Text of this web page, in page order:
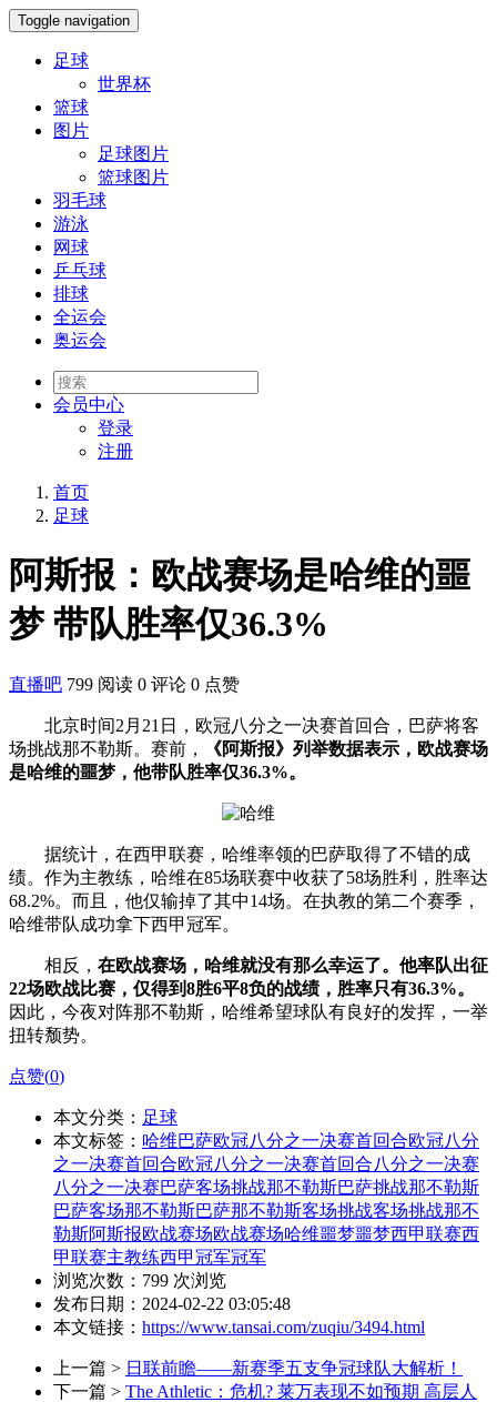
Toggle navigation
足球
世界杯
篮球
图片
足球图片
篮球图片
羽毛球
游泳
网球
乒乓球
排球
全运会
奥运会
会员中心
登录
注册
首页
足球
阿斯报：欧战赛场是哈维的噩
梦 带队胜率仅36.3%
直播吧 799 阅读 0 评论 0 点赞
北京时间2月21日，欧冠八分之一决赛首回合，巴萨将客
场挑战那不勒斯。赛前，
《阿斯报》列举数据表示，欧战赛场
是哈维的噩梦，他带队胜率仅36.3%。
据统计，在西甲联赛，哈维率领的巴萨取得了不错的成
绩。作为主教练，哈维在85场联赛中收获了58场胜利，胜率达
68.2%。而且，他仅输掉了其中14场。在执教的第二个赛季，
哈维带队成功拿下西甲冠军。
相反， 在欧战赛场，哈维就没有那么幸运了。他率队出征
22场欧战比赛，仅得到8胜6平8负的战绩，胜率只有36.3%。
因此，今夜对阵那不勒斯，哈维希望球队有良好的发挥，一举
扭转颓势。
点赞(0)
本文分类： 足球
本文标签： 哈维巴萨欧冠八分之一决赛首回合欧冠八分
之一决赛首回合欧冠八分之一决赛首回合八分之一决赛
八分之一决赛巴萨客场挑战那不勒斯巴萨挑战那不勒斯
巴萨客场那不勒斯巴萨那不勒斯客场挑战客场挑战那不
勒斯阿斯报欧战赛场欧战赛场哈维噩梦噩梦西甲联赛西
甲联赛主教练西甲冠军冠军
浏览次数： 799 次浏览
发布日期：2024-02-22 03:05:48
本文链接： https://www.tansai.com/zuqiu/3494.html
上一篇 > 日联前瞻——新赛季五支争冠球队大解析！
下一篇 > The Athletic：危机? 莱万表现不如预期 高层人